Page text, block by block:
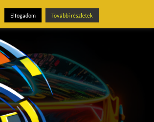
Elfogadom További részletek